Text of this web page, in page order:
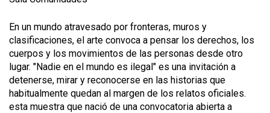
En un mundo atravesado por fronteras, muros y
clasificaciones, el arte convoca a pensar los derechos, los
cuerpos y los movimientos de las personas desde otro
lugar. "Nadie en el mundo es ilegal" es una invitación a
detenerse, mirar y reconocerse en las historias que
habitualmente quedan al margen de los relatos oficiales.
esta muestra que nació de una convocatoria abierta a